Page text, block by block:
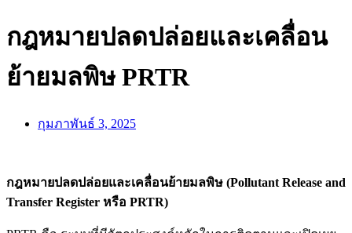
กฎหมายปลดปล่อยและเคลื่อน
ย้ายมลพิษ PRTR
กุมภาพันธ์ 3, 2025
กฎหมายปลดปล่อยและเคลื่อนย้ายมลพิษ (Pollutant Release and
Transfer Register หรือ PRTR)